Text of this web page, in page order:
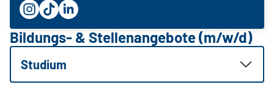
Bildungs- & Stellenangebote (m/w/d)
Studium